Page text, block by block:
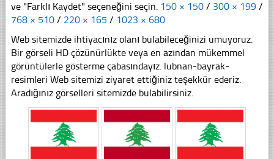
ve "Farklı Kaydet" seçeneğini seçin. 150 × 150 / 300 × 199 /
768 × 510 / 220 × 165 / 1023 × 680
Web sitemizde ihtiyacınız olanı bulabileceğinizi umuyoruz.
Bir görseli HD çözünürlükte veya en azından mükemmel
görüntülerle gösterme çabasındayız. lubnan-bayrak-
resimleri Web sitemizi ziyaret ettiğiniz teşekkür ederiz.
Aradığınız görselleri sitemizde bulabilirsiniz.